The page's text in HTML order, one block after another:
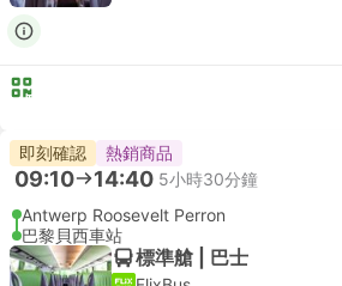
即刻確認 熱銷商品
09:10 14:40 5小時30分鐘
Antwerp Roosevelt Perron
巴黎貝西車站
標準艙 | 巴士